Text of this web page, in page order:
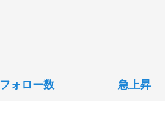
フォロー数 急上昇